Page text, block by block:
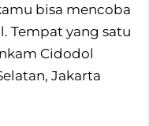
bisa mencoba
Tempat yang satu
Cidodol
Jakarta